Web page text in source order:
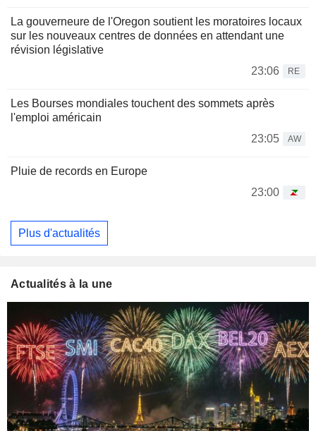
La gouverneure de l'Oregon soutient les moratoires locaux
sur les nouveaux centres de données en attendant une
révision législative
23:06
RE
Les Bourses mondiales touchent des sommets après
l'emploi américain
23:05
AW
Pluie de records en Europe
23:00
Plus d'actualités
Actualités à la une